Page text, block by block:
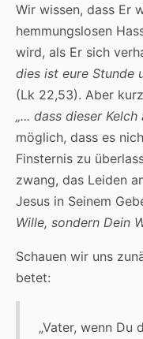
Wir wissen, dass Er
hemmungslosen
wird, als Er sich
dies ist eure Stunde
(Lk 22,53). Aber
„... dass dieser
möglich, dass es
Finsternis zu
zwang, das Leiden
Jesus in Seinem
Wille, sondern Dein
Schauen wir uns
betet:
„Vater, wenn Du